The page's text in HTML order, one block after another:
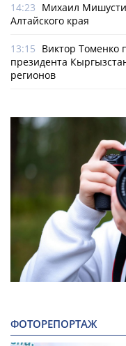
14:23 Михаил
Алтайского края
13:15 Виктор Томенко
президента
регионов
ФОТОРЕПОРТАЖ